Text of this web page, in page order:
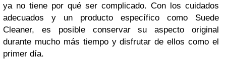
ya no tiene por qué ser complicado. Con los cuidados
adecuados y un producto específico como Suede
Cleaner, es posible conservar su aspecto original
durante mucho más tiempo y disfrutar de ellos como el
primer día.